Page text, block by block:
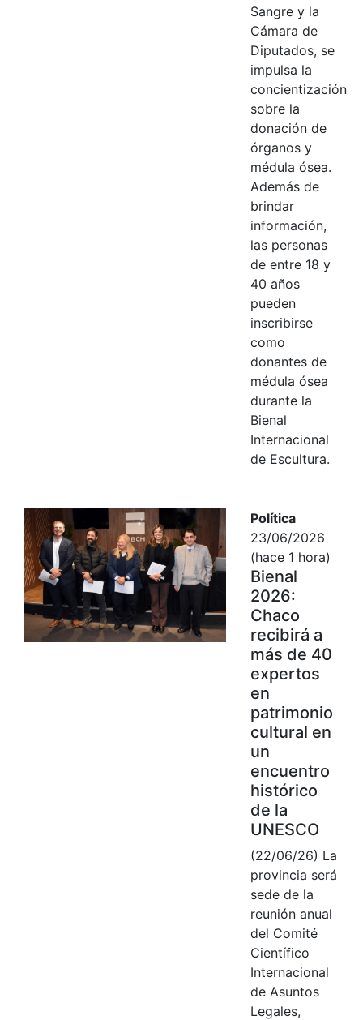
Sangre y la
Cámara de
Diputados, se
impulsa la
concientización
sobre la
donación de
órganos y
médula ósea.
Además de
brindar
información,
las personas
de entre 18 y
40 años
pueden
inscribirse
como
donantes de
médula ósea
durante la
Bienal
Internacional
de Escultura.
Política
23/06/2026
(hace 1 hora)
Bienal
2026:
Chaco
recibirá a
más de 40
expertos
en
patrimonio
cultural en
un
encuentro
histórico
de la
UNESCO
(22/06/26) La
provincia será
sede de la
reunión anual
del Comité
Científico
Internacional
de Asuntos
Legales,